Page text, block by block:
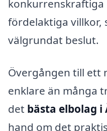
konkurrenskraftiga
fördelaktiga villkor,
välgrundat beslut.
Övergången till ett
enklare än många
det bästa elbolag i
hand om det